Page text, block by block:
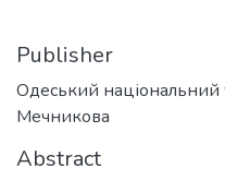
Publisher
Одеський національний
Мечникова
Abstract